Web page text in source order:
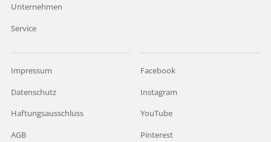
Unternehmen
Service
Impressum
Datenschutz
Haftungsausschluss
AGB
Facebook
Instagram
YouTube
Pinterest